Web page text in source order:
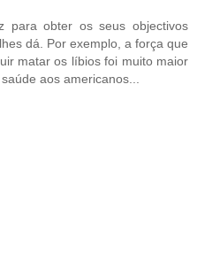
para obter os seus objectivos
dá. Por exemplo, a força que
matar os líbios foi muito maior
aos americanos...